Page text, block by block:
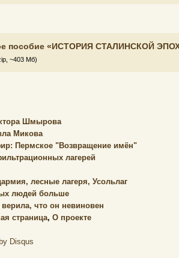
пособие «ИСТОРИЯ СТАЛИНСКОЙ
~403 Мб)
Шмырова
Микова
Пермское "Возвращение имён"
лагерей
лесные лагеря, Усольлаг
людей больше
что он невиновен
страница, О проекте
Disqus